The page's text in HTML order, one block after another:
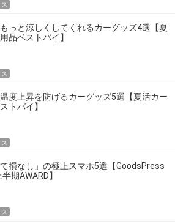
っと涼しくしてくれるカーグッズ4選【夏
品ベストバイ】
度上昇を防げるカーグッズ5選【夏活カー
トバイ】
て損なし」の極上スマホ5選【GoodsPress
期AWARD】